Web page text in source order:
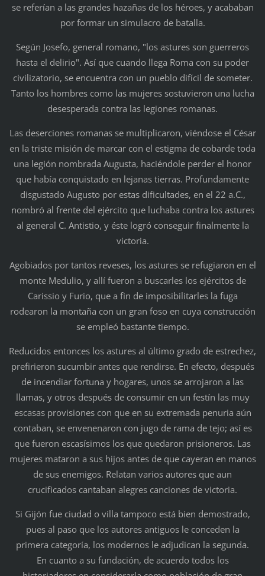
se referían a las grandes hazañas de los héroes, y acababan
por formar un simulacro de batalla.
Según Josefo, general romano, "los astures son guerreros
hasta el delirio". Así que cuando llega Roma con su poder
civilizatorio, se encuentra con un pueblo difícil de someter.
Tanto los hombres como las mujeres sostuvieron una lucha
desesperada contra las legiones romanas.
Las deserciones romanas se multiplicaron, viéndose el César
en la triste misión de marcar con el estigma de cobarde toda
una legión nombrada Augusta, haciéndole perder el honor
que había conquistado en lejanas tierras. Profundamente
disgustado Augusto por estas dificultades, en el 22 a.C.,
nombró al frente del ejército que luchaba contra los astures
al general C. Antistio, y éste logró conseguir finalmente la
victoria.
Agobiados por tantos reveses, los astures se refugiaron en el
monte Medulio, y allí fueron a buscarles los ejércitos de
Carissio y Furio, que a fin de imposibilitarles la fuga
rodearon la montaña con un gran foso en cuya construcción
se empleó bastante tiempo.
Reducidos entonces los astures al último grado de estrechez,
prefirieron sucumbir antes que rendirse. En efecto, después
de incendiar fortuna y hogares, unos se arrojaron a las
llamas, y otros después de consumir en un festín las muy
escasas provisiones con que en su extremada penuria aún
contaban, se envenenaron con jugo de rama de tejo; así es
que fueron escasísimos los que quedaron prisioneros. Las
mujeres mataron a sus hijos antes de que cayeran en manos
de sus enemigos. Relatan varios autores que aun
crucificados cantaban alegres canciones de victoria.
Si Gijón fue ciudad o villa tampoco está bien demostrado,
pues al paso que los autores antiguos le conceden la
primera categoría, los modernos le adjudican la segunda.
En cuanto a su fundación, de acuerdo todos los